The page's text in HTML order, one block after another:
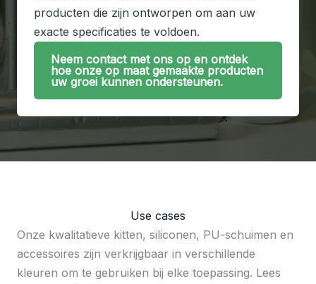
producten die zijn ontworpen om aan uw
exacte specificaties te voldoen.
Neem contact met ons op en ontdek
hoe onze op maat gemaakte producten
uw groei kunnen ondersteunen.
Use cases
Onze kwalitatieve kitten, siliconen, PU-schuimen en
accessoires zijn verkrijgbaar in verschillende
kleuren om te gebruiken bij elke toepassing. Lees